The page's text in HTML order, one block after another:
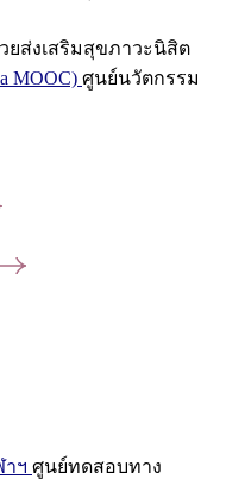
ยส่งเสริมสุขภาวะนิสิต
MOOC) ศูนย์นวัตกรรม
ฯ ศูนย์ทดสอบทาง